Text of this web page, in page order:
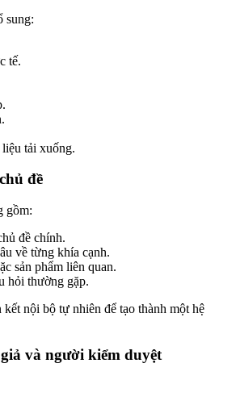
sung:
tế.
tải xuống.
đề
gồm:
đề chính.
về từng khía cạnh.
sản phẩm liên quan.
hỏi thường gặp.
nội bộ tự nhiên để tạo thành một hệ
và người kiểm duyệt